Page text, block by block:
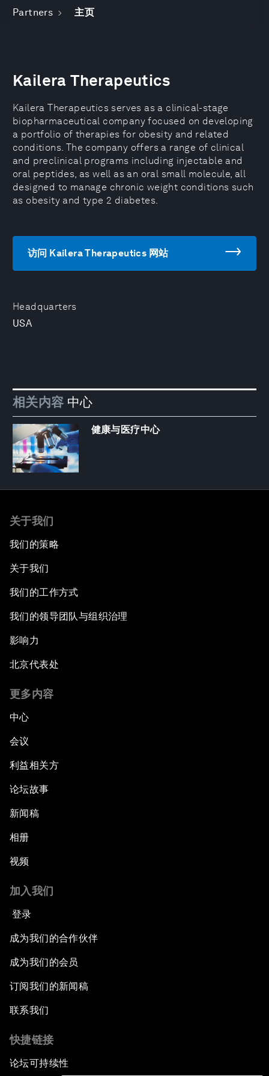
Partners 主页
Headquarters
USA
Kailera Therapeutics
Kailera Therapeutics serves as a clinical-stage
biopharmaceutical company focused on developing
a portfolio of therapies for obesity and related
conditions. The company offers a range of clinical
and preclinical programs including injectable and
oral peptides, as well as an oral small molecule, all
designed to manage chronic weight conditions such
as obesity and type 2 diabetes.
访问 Kailera Therapeutics 网站
相关内容 中心
健康与医疗中心
关于我们
我们的策略
关于我们
我们的工作方式
我们的领导团队与组织治理
影响力
北京代表处
更多内容
中心
会议
利益相关方
论坛故事
新闻稿
相册
视频
加入我们
登录
成为我们的合作伙伴
成为我们的会员
订阅我们的新闻稿
联系我们
快捷链接
论坛可持续性